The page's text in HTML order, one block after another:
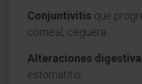
Conjuntivitis que
corneal, ceguera...
Alteraciones
estomatitis.